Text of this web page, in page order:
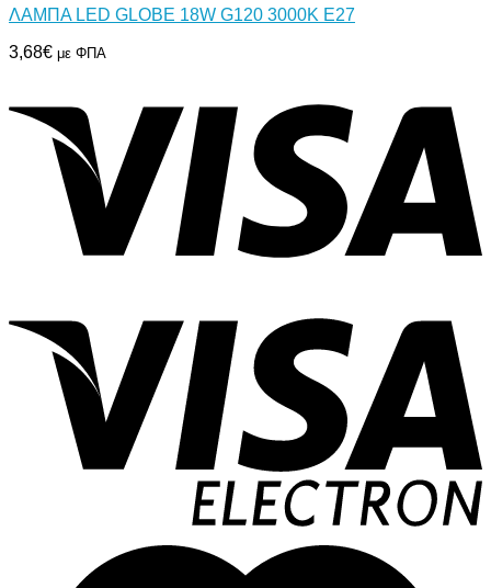
ΛΑΜΠΑ LED GLOBE 18W G120 3000Κ E27
3,68€ με ΦΠΑ